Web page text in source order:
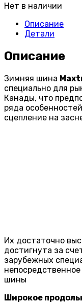
Нет в наличии
Описание
Детали
Описание
Зимняя шина
специально для
Канады, что
ряда
сцепление на
Их достаточно
достигнута за
зарубежных
шины
Широкое